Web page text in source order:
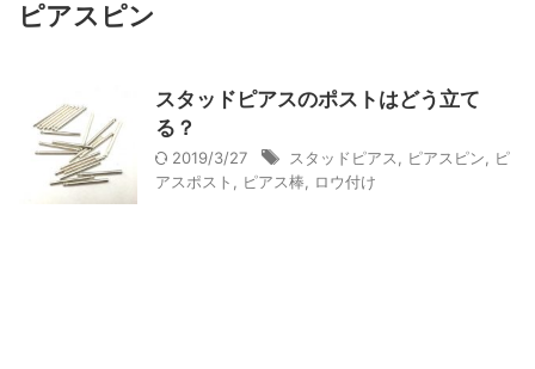
ピアスピン
スタッドピアスのポストはどう立て
る？
2019/3/27 スタッドピアス ピアスピン
ピ
アスポスト
ピアス棒 ロウ付け